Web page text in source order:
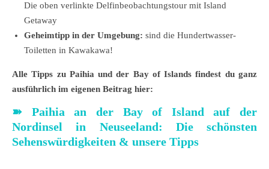
Die oben verlinkte Delfinbeobachtungstour mit Island
Getaway
Geheimtipp in der Umgebung: sind die Hundertwasser-
Toiletten in Kawakawa!
Alle Tipps zu Paihia und der Bay of Islands findest du ganz
ausführlich im eigenen Beitrag hier:
➽
Paihia an der Bay of Island auf der
Nordinsel in Neuseeland: Die schönsten
Sehenswürdigkeiten & unsere Tipps